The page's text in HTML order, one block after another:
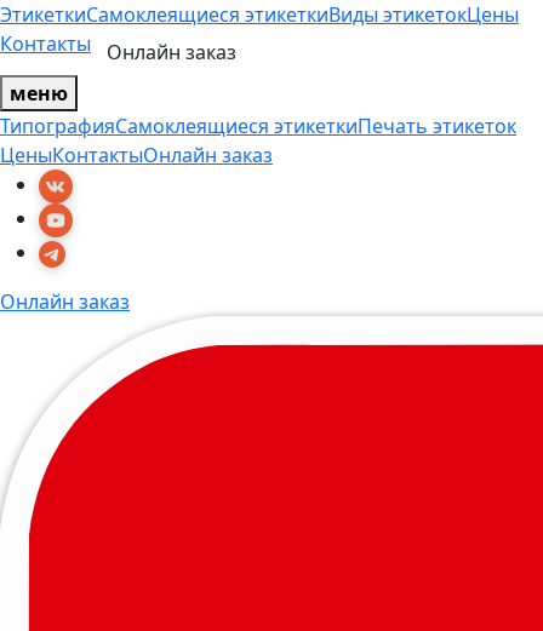
ЭтикеткиСамоклеящиеся этикеткиВиды этикетокЦены
Контакты
Онлайн заказ
меню
ТипографияСамоклеящиеся этикеткиПечать этикеток
ЦеныКонтактыОнлайн заказ
Онлайн заказ